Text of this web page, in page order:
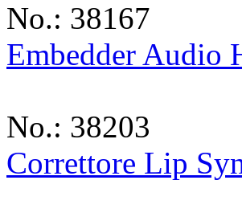
No.: 38167
Embedder Audio
No.: 38203
Correttore Lip